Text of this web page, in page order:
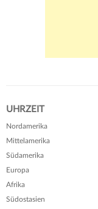
UHRZEIT
Nordamerika
Mittelamerika
Südamerika
Europa
Afrika
Südostasien